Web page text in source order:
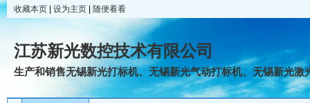
收藏本页 设为主页 随便看看
江苏新光数控技术有限公司
生产和销售无锡新光打标机、无锡新光气动打标机、无锡新光